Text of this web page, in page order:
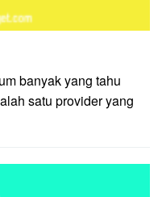
banyak yang tahu
satu provider yang